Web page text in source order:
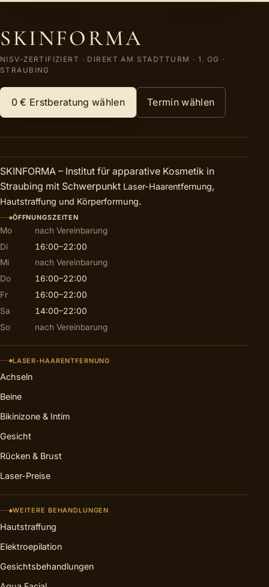
SKINFORMA
NISV-ZERTIFIZIERT · DIREKT AM STADTTURM · 1. OG ·
STRAUBING
0 € Erstberatung wählen Termin wählen
SKINFORMA – Institut für apparative Kosmetik in
Straubing mit Schwerpunkt Laser-Haarentfernung,
Hautstraffung und Körperformung.
ÖFFNUNGSZEITEN
Mo
nach Vereinbarung
Di
16:00–22:00
Mi
nach Vereinbarung
Do
16:00–22:00
Fr
16:00–22:00
Sa
14:00–22:00
So
nach Vereinbarung
LASER-HAARENTFERNUNG
Achseln
Beine
Bikinizone & Intim
Gesicht
Rücken & Brust
Laser-Preise
WEITERE BEHANDLUNGEN
Hautstraffung
Elektroepilation
Gesichtsbehandlungen